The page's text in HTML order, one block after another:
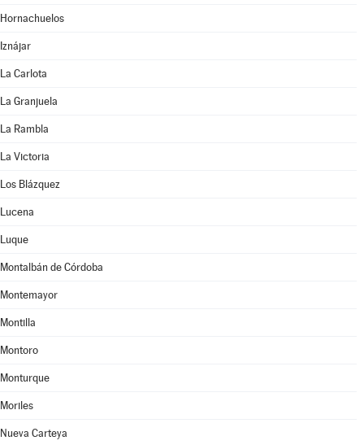
Hornachuelos
Iznájar
La Carlota
La Granjuela
La Rambla
La Victoria
Los Blázquez
Lucena
Luque
Montalbán de Córdoba
Montemayor
Montilla
Montoro
Monturque
Moriles
Nueva Carteya